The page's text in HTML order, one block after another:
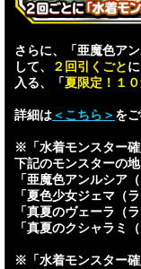
さらに、「亜魔色ア
して、
２回引くごと に
入る、「 夏限定！１
詳細は ＜こちら＞ を
※「水着モンスター確
下記のモンスターの
「亜魔色アンルシア
「夏色少女ジェマ（
「真夏のヴェーラ（
「真夏のクシャラミ
※「水着モンスター確